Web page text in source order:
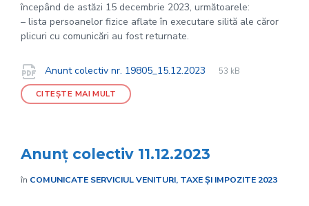
începând de astăzi 15 decembrie 2023, următoarele:
– lista persoanelor fizice aflate în executare silită ale căror
plicuri cu comunicări au fost returnate.
Documente
Anunt colectiv nr. 19805_15.12.2023
File
pdf
File
53 kB
CITEȘTE MAI MULT
Anunț colectiv 11.12.2023
în COMUNICATE SERVICIUL VENITURI, TAXE ȘI IMPOZITE 2023